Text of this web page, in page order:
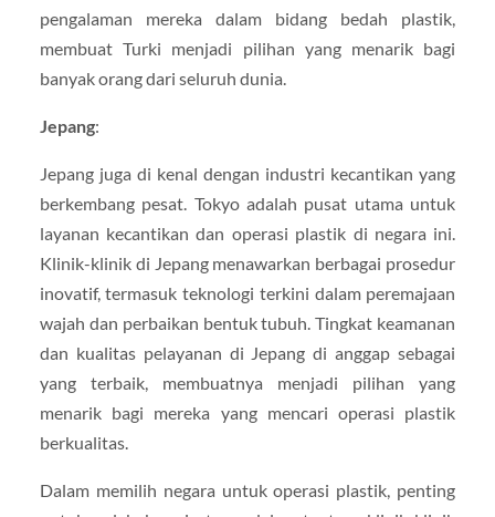
pengalaman mereka dalam bidang bedah plastik,
membuat Turki menjadi pilihan yang menarik bagi
banyak orang dari seluruh dunia.
Jepang:
Jepang juga di kenal dengan industri kecantikan yang
berkembang pesat. Tokyo adalah pusat utama untuk
layanan kecantikan dan operasi plastik di negara ini.
Klinik-klinik di Jepang menawarkan berbagai prosedur
inovatif, termasuk teknologi terkini dalam peremajaan
wajah dan perbaikan bentuk tubuh. Tingkat keamanan
dan kualitas pelayanan di Jepang di anggap sebagai
yang terbaik, membuatnya menjadi pilihan yang
menarik bagi mereka yang mencari operasi plastik
berkualitas.
Dalam memilih negara untuk operasi plastik, penting